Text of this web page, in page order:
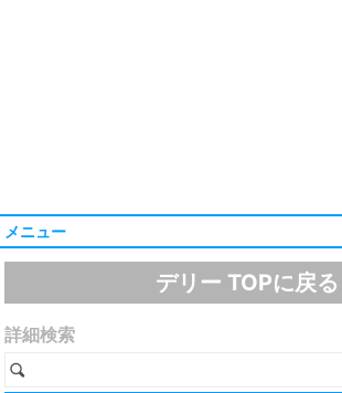
メニュー
デリー TOPに戻る
詳細検索